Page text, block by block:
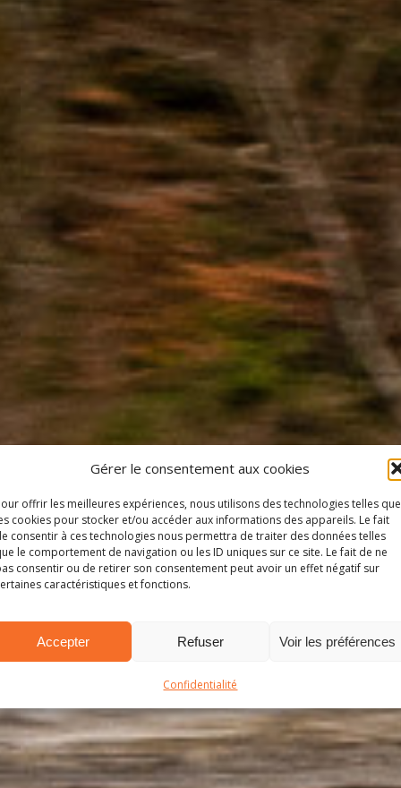
Gérer le consentement aux cookies
offrir les meilleures expériences, nous utilisons des technologies telles que
cookies pour stocker et/ou accéder aux informations des appareils. Le fait
consentir à ces technologies nous permettra de traiter des données telles
le comportement de navigation ou les ID uniques sur ce site. Le fait de ne
consentir ou de retirer son consentement peut avoir un effet négatif sur
caractéristiques et fonctions.
Accepter Refuser Voir les préférences
Confidentialité